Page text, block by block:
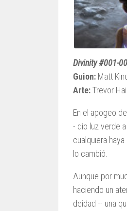
Divinity #001-
Guion: Matt
Arte:Trevor
En el apogeo
- dio luz verde
cualquiera
lo cambió.
Aunque por
haciendo un
deidad -- una